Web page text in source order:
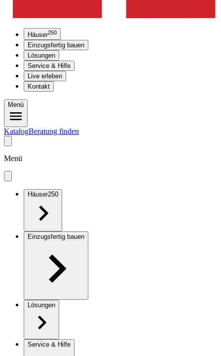
Häuser250
Einzugsfertig bauen
Lösungen
Service & Hilfe
Live erleben
Kontakt
Menü
KatalogBeratung finden
Menü
Häuser250
Einzugsfertig bauen
Lösungen
Service & Hilfe